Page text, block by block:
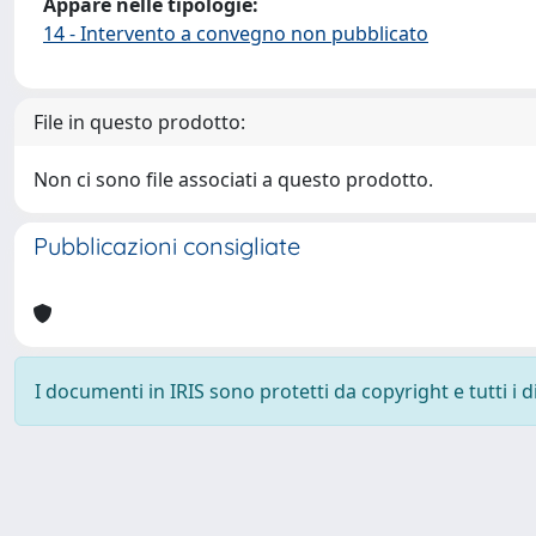
14 - Intervento a convegno non pubblicato
File in questo prodotto:
Non ci sono file associati a questo prodotto.
Pubblicazioni consigliate
I documenti in IRIS sono protetti da copyright e tutti i